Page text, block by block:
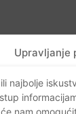
Upravljanje
najbolje
nam